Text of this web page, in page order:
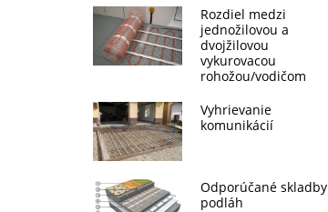
Rozdiel medzi
jednožilovou a
dvojžilovou
vykurovacou
rohožou/vodičom
Vyhrievanie
komunikácií
Odporúčané skladby
podláh